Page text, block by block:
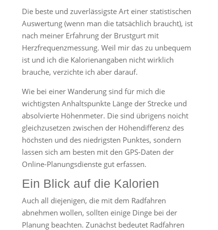
Die beste und zuverlässigste Art einer statistischen
Auswertung (wenn man die tatsächlich braucht), ist
nach meiner Erfahrung der Brustgurt mit
Herzfrequenzmessung. Weil mir das zu unbequem
ist und ich die Kalorienangaben nicht wirklich
brauche, verzichte ich aber darauf.
Wie bei einer Wanderung sind für mich die
wichtigsten Anhaltspunkte Länge der Strecke und
absolvierte Höhenmeter. Die sind übrigens noicht
gleichzusetzen zwischen der Höhendifferenz des
höchsten und des niedrigsten Punktes, sondern
lassen sich am besten mit den GPS-Daten der
Online-Planungsdienste gut erfassen.
Ein Blick auf die Kalorien
Auch all diejenigen, die mit dem Radfahren
abnehmen wollen, sollten einige Dinge bei der
Planung beachten. Zunächst bedeutet Radfahren